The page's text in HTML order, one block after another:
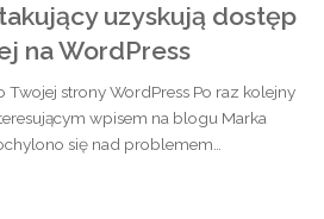
uzyskują dostęp
na WordPress
strony WordPress Po raz kolejny
wpisem na blogu Marka
się nad problemem…